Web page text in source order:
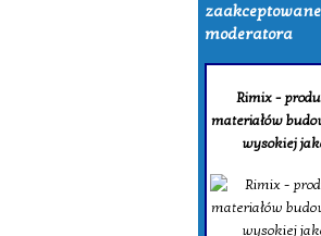
moderatora
Rimix -
materiałów
wysokiej